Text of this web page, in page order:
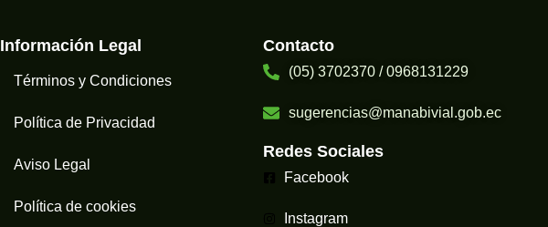
Información Legal
Términos y Condiciones
Política de Privacidad
Aviso Legal
Política de cookies
Contacto
(05) 3702370 / 0968131229
sugerencias@manabivial.gob.ec​
Redes Sociales
Facebook
Instagram